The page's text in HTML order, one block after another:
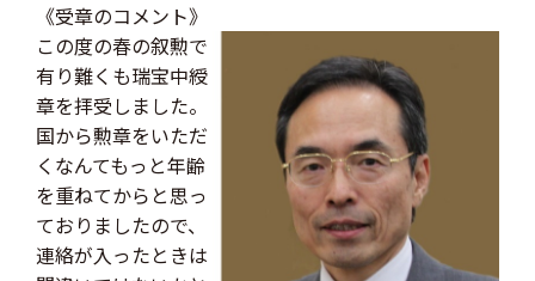
《受章のコメント》
この度の春の叙勲で
有り難くも瑞宝中綬
章を拝受しました。
国から勲章をいただ
くなんてもっと年齢
を重ねてからと思っ
ておりましたので、
連絡が入ったときは